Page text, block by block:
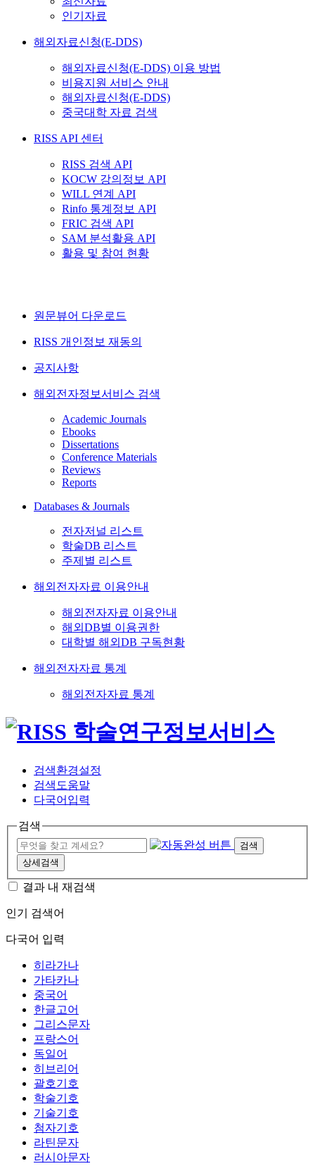
인기자료
해외자료신청(E-DDS)
해외자료신청(E-DDS) 이용 방법
비용지원 서비스 안내
해외자료신청(E-DDS)
중국대학 자료 검색
RISS API 센터
RISS 검색 API
KOCW 강의정보 API
WILL 연계 API
Rinfo 통계정보 API
FRIC 검색 API
SAM 분석활용 API
활용 및 참여 현황
원문뷰어 다운로드
RISS 개인정보 재동의
공지사항
해외전자정보서비스 검색
Academic Journals
Ebooks
Dissertations
Conference Materials
Reviews
Reports
Databases & Journals
전자저널 리스트
학술DB 리스트
주제별 리스트
해외전자자료 이용안내
해외전자자료 이용안내
해외DB별 이용권한
대학별 해외DB 구독현황
해외전자자료 통계
해외전자자료 통계
검색환경설정
검색도움말
다국어입력
검색
검색
상세검색
결과 내 재검색
인기 검색어
다국어 입력
히라가나
가타카나
중국어
한글고어
그리스문자
프랑스어
독일어
히브리어
괄호기호
학술기호
기술기호
첨자기호
라틴문자
러시아문자